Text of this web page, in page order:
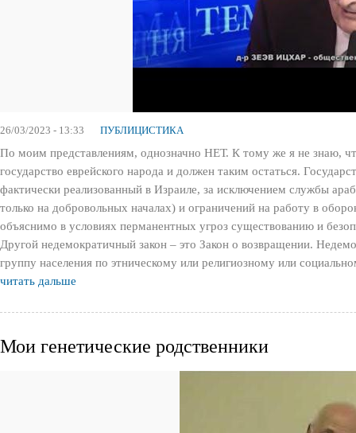
26/03/2023 - 13:33 ПУБЛИЦИСТИКА
По моим представлениям, однозначно НЕТ. К тому же я не знаю,
государство еврейского народа и должен таким остаться.
фактически реализованный в Израиле, за исключением службы
только на добровольных началах) и ограничений на работу в
объяснимо в условиях перманентных угроз существованию и
Другой недемократичный закон – это Закон о возвращении.
группу населения по этническому или религиозному или
читать дальше
Мои генетические родственники